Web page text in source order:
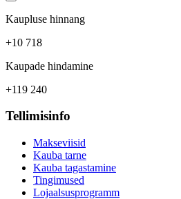
Kaupluse hinnang
+10 718
Kaupade hindamine
+119 240
Tellimisinfo
Makseviisid
Kauba tarne
Kauba tagastamine
Tingimused
Lojaalsusprogramm